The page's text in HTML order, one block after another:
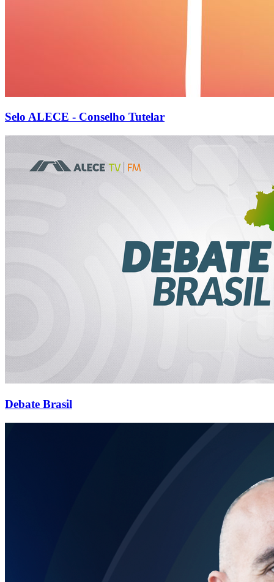
Selo ALECE - Conselho Tutelar
Debate Brasil